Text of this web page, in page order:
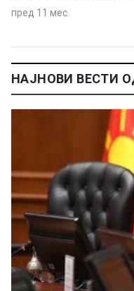
пред 11 мес.
НАЈНОВИ ВЕСТИ